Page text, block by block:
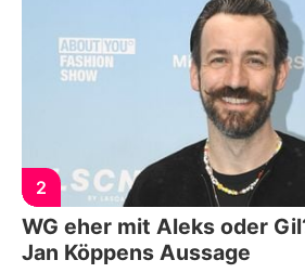
2
WG eher mit Aleks oder
Jan Köppens Aussage